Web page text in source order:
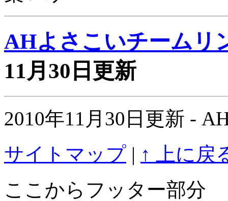
AHよさこいチームリ
11月30日更新
2010年11月30日更新 -
サイトマップ | ↑ 上に戻
ここからフッター部分